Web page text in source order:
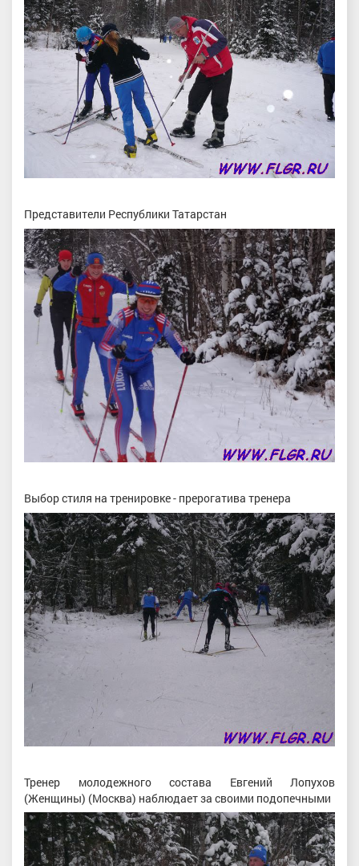
Представители Республики Татарстан
Выбор стиля на тренировке - прерогатива тренера
Тренер молодежного состава Евгений Лопухов
(Женщины) (Москва) наблюдает за своими подопечными